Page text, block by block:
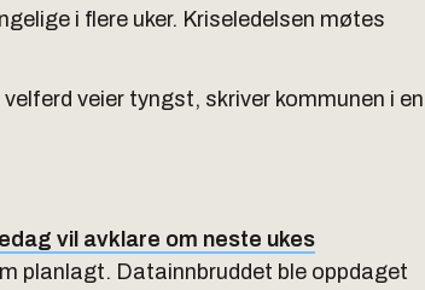
i flere uker. Kriseledelsen møtes
veier tyngst, skriver kommunen i en
vil avklare om neste ukes
planlagt. Datainnbruddet ble oppdaget